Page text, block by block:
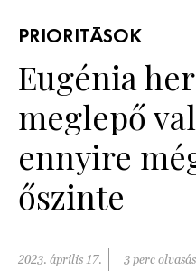
SZÉPSÉG
KULTÚRA
PSZICHÉ
PÁRKAPCSOLAT
PRIORITÁSOK
Eugénia
meglepő
ennyire
őszinte
2023. április 17. 3 perc olvasás